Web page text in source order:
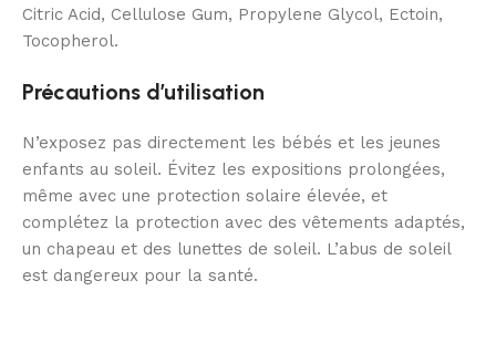
Citric Acid, Cellulose Gum, Propylene Glycol, Ectoin,
Tocopherol.
Précautions d’utilisation
N’exposez pas directement les bébés et les jeunes
enfants au soleil. Évitez les expositions prolongées,
même avec une protection solaire élevée, et
complétez la protection avec des vêtements adaptés,
un chapeau et des lunettes de soleil. L’abus de soleil
est dangereux pour la santé.